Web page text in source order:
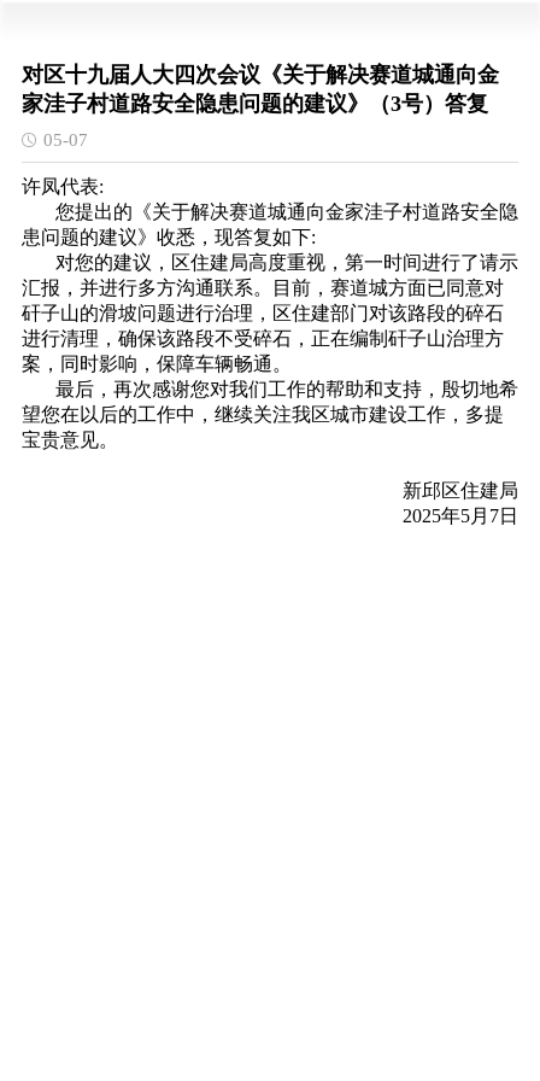
对区十九届人大四次会议《关于解决赛道城通向金
家洼子村道路安全隐患问题的建议》（3号）答复
05-07
许凤代表:
您提出的《关于解决赛道城通向金家洼子村道路安全隐
患问题的建议》收悉，现答复如下:
对您的建议，区住建局高度重视，第一时间进行了请示
汇报，并进行多方沟通联系。目前，赛道城方面已同意对
矸子山的滑坡问题进行治理，区住建部门对该路段的碎石
进行清理，确保该路段不受碎石，正在编制矸子山治理方
案，同时影响，保障车辆畅通。
最后，再次感谢您对我们工作的帮助和支持，殷切地希
望您在以后的工作中，继续关注我区城市建设工作，多提
宝贵意见。
新邱区住建局
2025年5月7日